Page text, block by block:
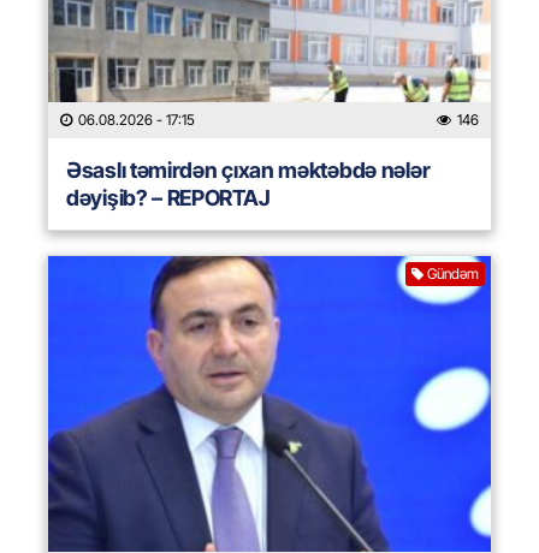
06.08.2026 - 17:15 146
Əsaslı təmirdən çıxan məktəbdə nələr
dəyişib? – REPORTAJ
Gündəm